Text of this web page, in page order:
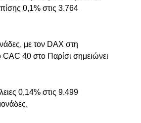
0,1% στις 3.764
με τον DAX στη
40 στο Παρίσι σημειώνει
0,14% στις 9.499